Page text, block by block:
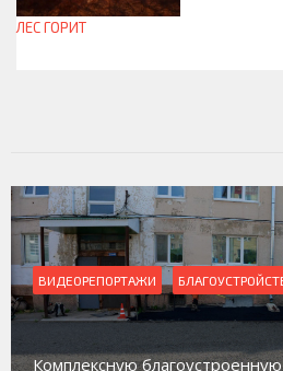
ЛЕС ГОРИТ
ВИДЕОРЕПОРТАЖИ
Магадан
работе с